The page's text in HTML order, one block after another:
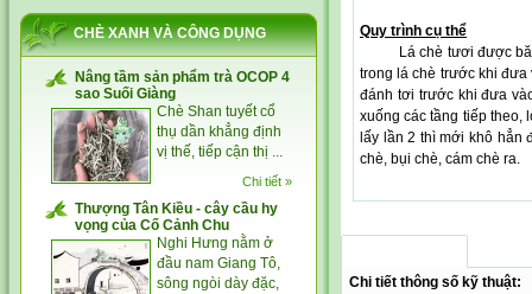
CHÈ XANH VÀ CÔNG DỤNG
Nâng tầm sản phẩm trà OCOP 4
sao Suối Giàng
Chè Shan tuyết cổ
thụ dần khẳng định
vị thế, tiếp cận thị ...
Chi tiết »
Thượng Tân Kiều - cây cầu hy
vọng của Cố Cảnh Chu
Nghi Hưng nằm ở
đầu nam Giang Tô,
sông ngòi dày đặc,
Quy trình cụ thể
Lá chè tươi được băng
trong lá chè trước khi đưa
đánh tơi trước khi đưa
xuống các tầng tiếp theo,
lấy lần 2 thì mới khô hẳn
chè, bụi chè, cám chè ra.
Chi tiết thông số kỹ thuật: